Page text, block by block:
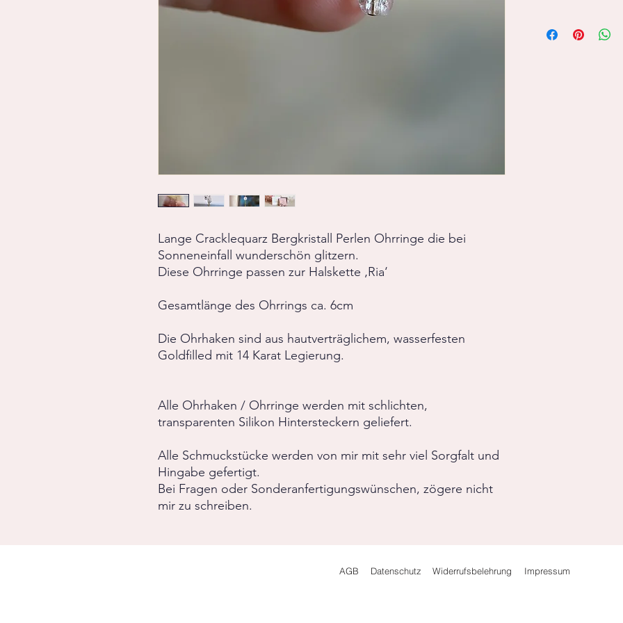
Lange Cracklequarz Bergkristall Perlen Ohrringe die bei
Sonneneinfall wunderschön glitzern.
Diese Ohrringe passen zur Halskette ‚Ria‘
Gesamtlänge des Ohrrings ca. 6cm
Die Ohrhaken sind aus hautverträglichem, wasserfesten
Goldfilled mit 14 Karat Legierung.
Alle Ohrhaken / Ohrringe werden mit schlichten,
transparenten Silikon Hintersteckern geliefert.
Alle Schmuckstücke werden von mir mit sehr viel Sorgfalt und
Hingabe gefertigt.
Bei Fragen oder Sonderanfertigungswünschen, zögere nicht
mir zu schreiben.
Ohrhaken aus 14K
AGB Datenschutz Widerrufsbelehrung Impressum